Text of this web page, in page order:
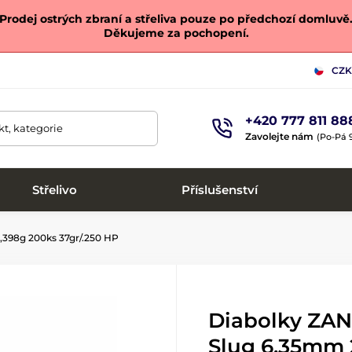
Prodej ostrých zbraní a střeliva pouze po předchozí domluvě.
Děkujeme za pochopení.
CZK
kategorie +420 777 811
Zavolejte nám (Po-Pá
Střelivo Příslušenství
200ks 37gr/.250 HP
Diabolky
Slug 6,35mm